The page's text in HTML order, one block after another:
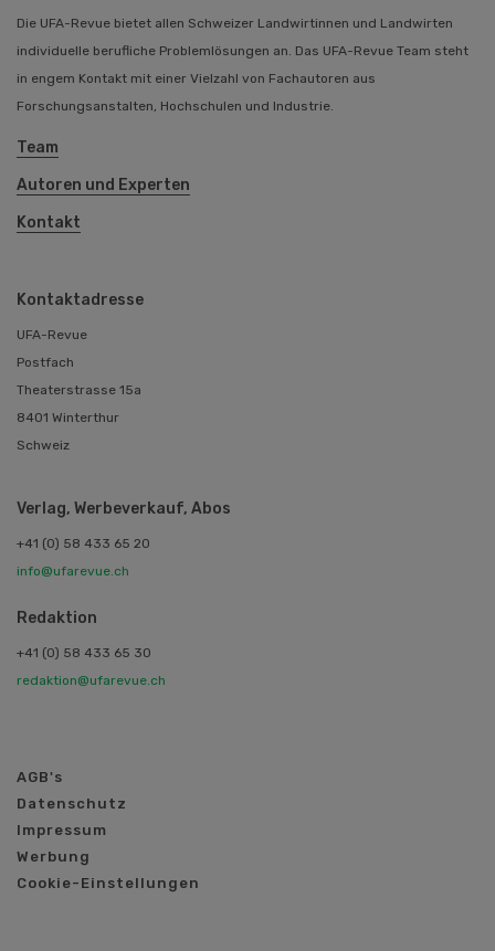
Die UFA-Revue bietet allen Schweizer Landwirtinnen und Landwirten
individuelle berufliche Problemlösungen an. Das UFA-Revue Team steht
in engem Kontakt mit einer Vielzahl von Fachautoren aus
Forschungsanstalten, Hochschulen und Industrie.
Team
Autoren und Experten
Kontakt
Kontaktadresse
UFA-Revue
Postfach
Theaterstrasse 15a
8401 Winterthur
Schweiz
Verlag, Werbeverkauf, Abos
+41 (0) 58 433 65 20
info@ufarevue.ch
Redaktion
+41 (0) 58 433 65 30
redaktion@ufarevue.ch
AGB's
Datenschutz
Impressum
Werbung
Cookie-Einstellungen